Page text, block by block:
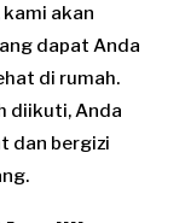
akan
dapat Anda
di rumah.
diikuti, Anda
dan bergizi